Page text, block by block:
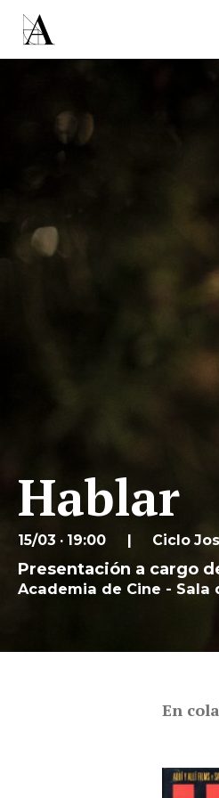
Hablar
15/03 · 19:00 Ciclo
Presentación a cargo
Academia de Cine - Sala
En